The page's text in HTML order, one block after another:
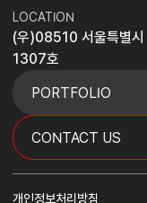
LOCATION
(우)08510 서울특별
1307호
PORTFOLIO
CONTACT US
개인정보처리방침